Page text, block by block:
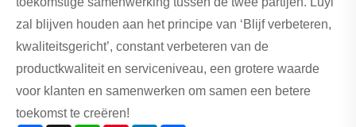
zal blijven houden aan het principe van ‘Blijf verbeteren,
kwaliteitsgericht’, constant verbeteren van de
productkwaliteit en serviceniveau, een grotere waarde
voor klanten en samenwerken om samen een betere
toekomst te creëren!